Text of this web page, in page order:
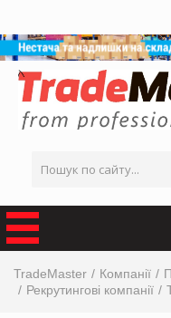
TradeMaster Компанії
Рекрутингові компанії